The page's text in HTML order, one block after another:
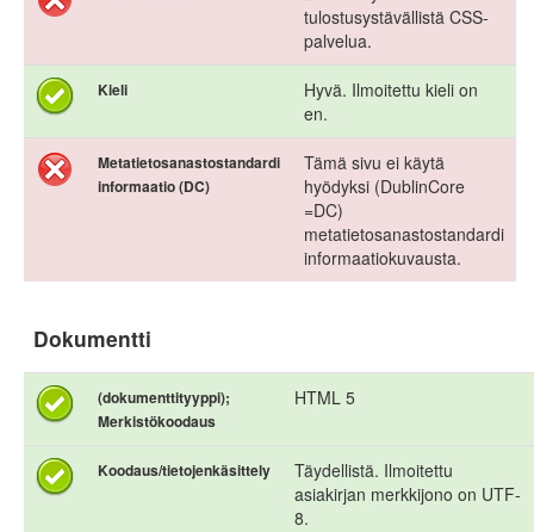
tulostusystävällistä CSS-
palvelua.
Kieli
Hyvä. Ilmoitettu kieli on
en.
Metatietosanastostandardi
informaatio (DC)
Tämä sivu ei käytä
hyödyksi (DublinCore
=DC)
metatietosanastostandardi
informaatiokuvausta.
Dokumentti
(dokumenttityyppi);
Merkistökoodaus
HTML 5
Koodaus/tietojenkäsittely
Täydellistä. Ilmoitettu
asiakirjan merkkijono on UTF-
8.